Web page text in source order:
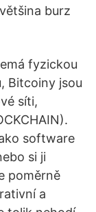
burz
fyzickou
Bitcoiny jsou
síti,
software
si ji
poměrně
a